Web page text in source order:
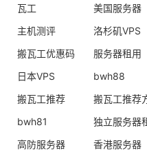
瓦工
美国服务器
主机测评
洛杉矶VPS
搬瓦工优惠码
服务器租用
日本VPS
bwh88
搬瓦工推荐
搬瓦工推荐
bwh81
独立服务器
高防服务器 香港服务器